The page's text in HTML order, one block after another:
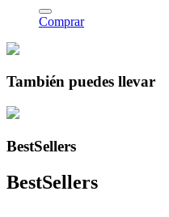
Comprar
También puedes llevar
BestSellers
BestSellers